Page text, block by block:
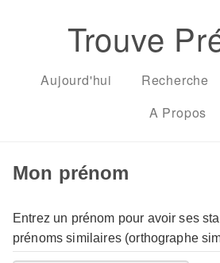
Trouve
Aujourd'hui Recherche
A Propos
Mon prénom
Entrez un prénom pour avoir ses
prénoms similaires (orthographe